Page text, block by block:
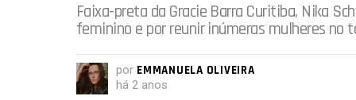
Faixa-preta da Gracie Barra Curitiba, Nika
feminino e por reunir inúmeras mulheres no
por EMMANUELA OLIVEIRA
há 2 anos